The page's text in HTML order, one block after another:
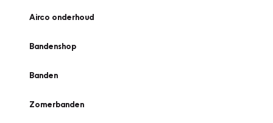
Airco onderhoud
Bandenshop
Banden
Zomerbanden